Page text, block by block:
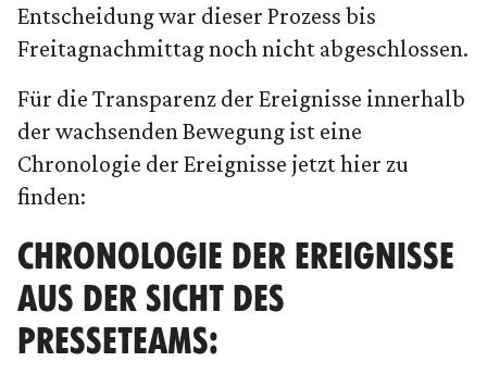
Entscheidung war dieser Prozess bis
Freitagnachmittag noch nicht abgeschlossen.
Für die Transparenz der Ereignisse innerhalb
der wachsenden Bewegung ist eine
Chronologie der Ereignisse jetzt hier zu
finden:
CHRONOLOGIE DER EREIGNISSE
AUS DER SICHT DES
PRESSETEAMS: